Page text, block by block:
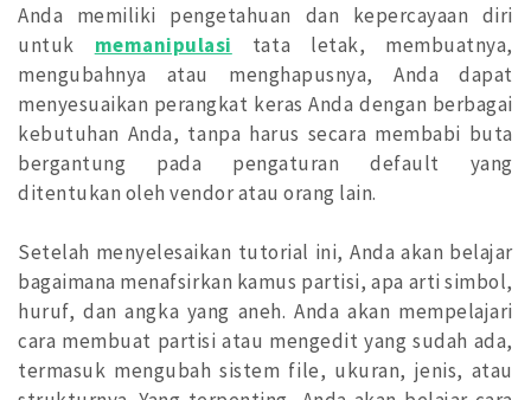
Anda memiliki pengetahuan dan kepercayaan diri
untuk memanipulasi tata letak, membuatnya,
mengubahnya atau menghapusnya, Anda dapat
menyesuaikan perangkat keras Anda dengan berbagai
kebutuhan Anda, tanpa harus secara membabi buta
bergantung pada pengaturan default yang
ditentukan oleh vendor atau orang lain.
Setelah menyelesaikan tutorial ini, Anda akan belajar
bagaimana menafsirkan kamus partisi, apa arti simbol,
huruf, dan angka yang aneh. Anda akan mempelajari
cara membuat partisi atau mengedit yang sudah ada,
termasuk mengubah sistem file, ukuran, jenis, atau